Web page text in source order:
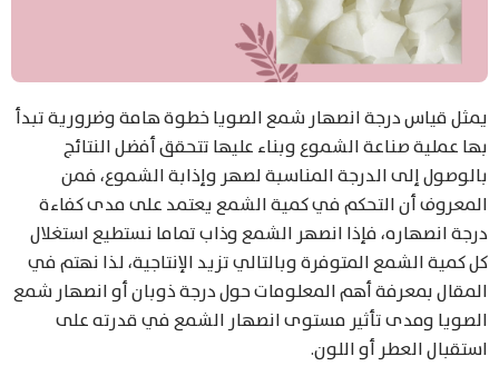
يمثل قياس درجة انصهار شمع الصويا خطوة هامة وضرورية تبدأ
بها عملية صناعة الشموع وبناء عليها تتحقق أفضل النتائج
بالوصول إلى الدرجة المناسبة لصهر وإذابة الشموع، فمن
المعروف أن التحكم في كمية الشمع يعتمد على مدى كفاءة
درجة انصهاره، فإذا انصهر الشمع وذاب تماما نستطيع استغلال
كل كمية الشمع المتوفرة وبالتالي تزيد الإنتاجية، لذا نهتم في
المقال بمعرفة أهم المعلومات حول درجة ذوبان أو انصهار شمع
الصويا ومدى تأثير مستوى انصهار الشمع في قدرته على
استقبال العطر أو اللون.